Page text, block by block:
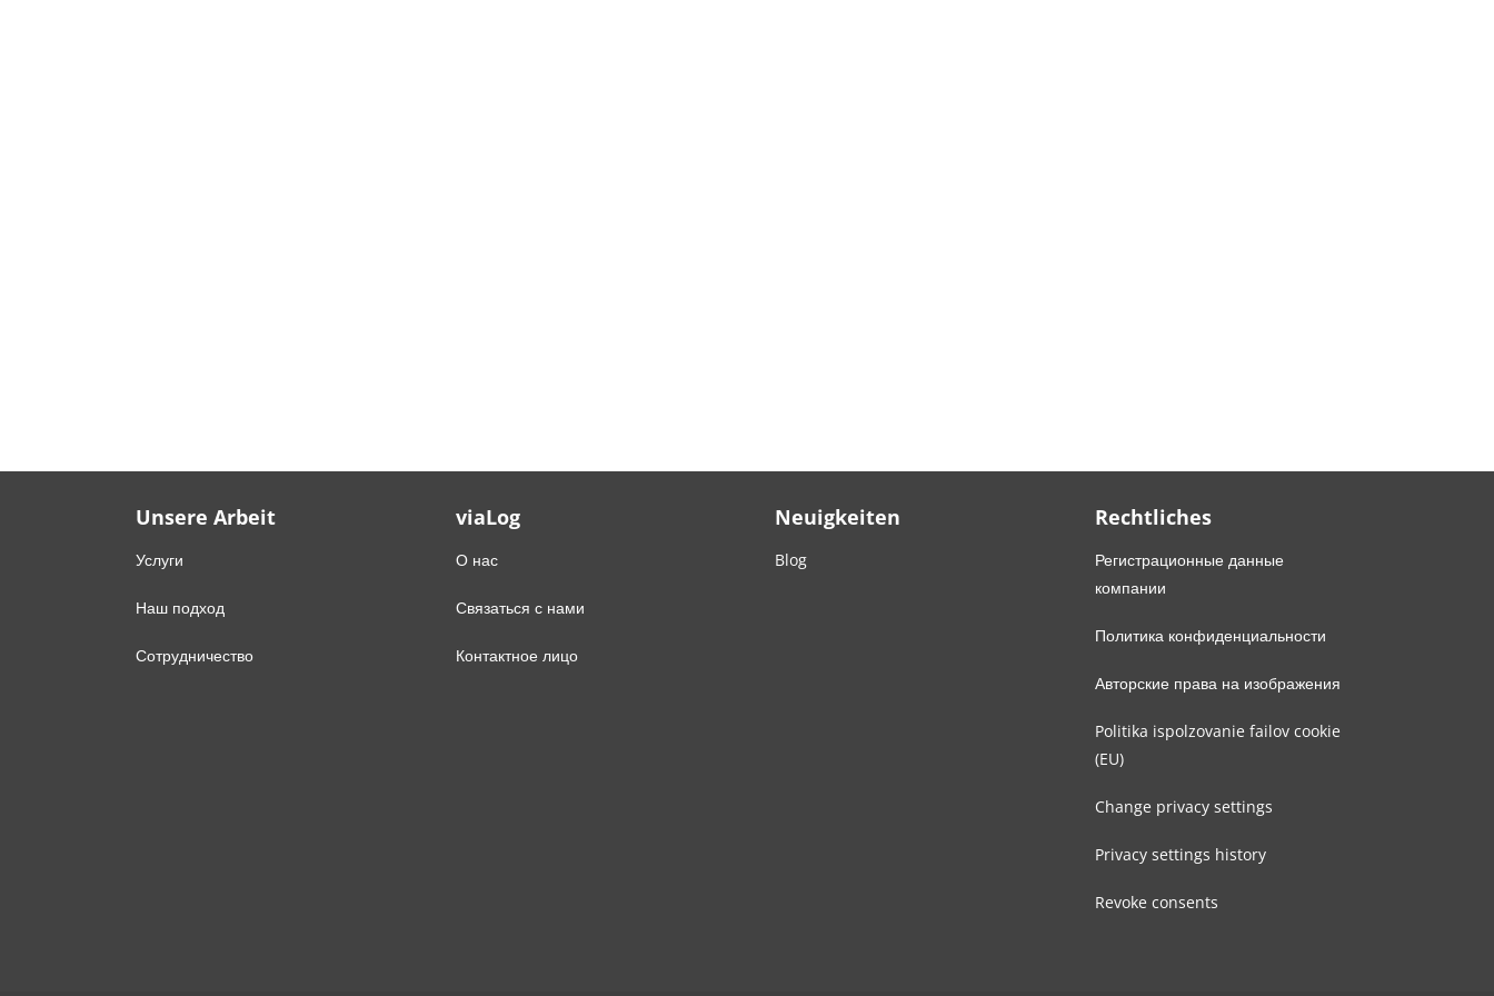
Unsere Arbeit
Услуги
Наш подход
Сотрудничество
viaLog
О нас
Связаться с нами
Контактное лицо
Neuigkeiten
Blog
Rechtliches
Регистрационные данные
компании
Политика конфиденциальности
Авторские права на изображения
Politika ispolzovanie failov cookie
(EU)
Change privacy settings
Privacy settings history
Revoke consents